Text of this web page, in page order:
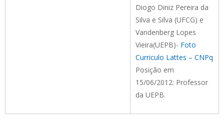
Diogo Diniz Pereira da
Silva e Silva (UFCG) e
Vandenberg Lopes
Vieira(UEPB)- Foto
Curriculo Lattes – CNPq
Posição em
15/06/2012: Professor
da UEPB.